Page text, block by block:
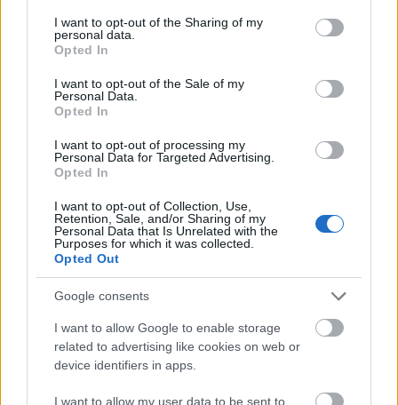
not limited to your visit or usage behaviour. You may click to
grant or deny consent to Google and its third-party tags to
use your data for below specified purposes in below Google
consent section.
I want to opt-out of the Sharing of my
personal data.
Opted In
I want to opt-out of the Sale of my
Personal Data.
Opted In
I want to opt-out of processing my
Personal Data for Targeted Advertising.
Opted In
I want to opt-out of Collection, Use,
Retention, Sale, and/or Sharing of my
Personal Data that Is Unrelated with the
Purposes for which it was collected.
Opted Out
Google consents
I want to allow Google to enable storage
related to advertising like cookies on web or
device identifiers in apps.
I want to allow my user data to be sent to
ügyfelek elvárásainak jobban meg tudjon felelni. A
hivatal vezetőjéhez több panasz érkezett a hosszú
várakozási idők miatt. A postahivatal bejáratánál
ügyfélhívó terminál üzemel, amely a szolgáltatás…